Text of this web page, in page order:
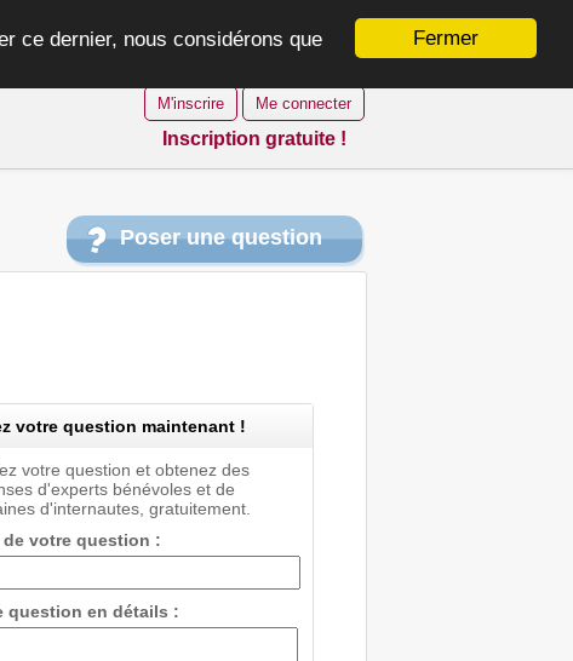
Fermer
ce dernier, nous considérons que
M'inscrire Me connecter
Inscription gratuite !
Poser une question
votre question maintenant !
votre question et obtenez des
d'experts bénévoles et de
d'internautes, gratuitement.
de votre question :
question en détails :